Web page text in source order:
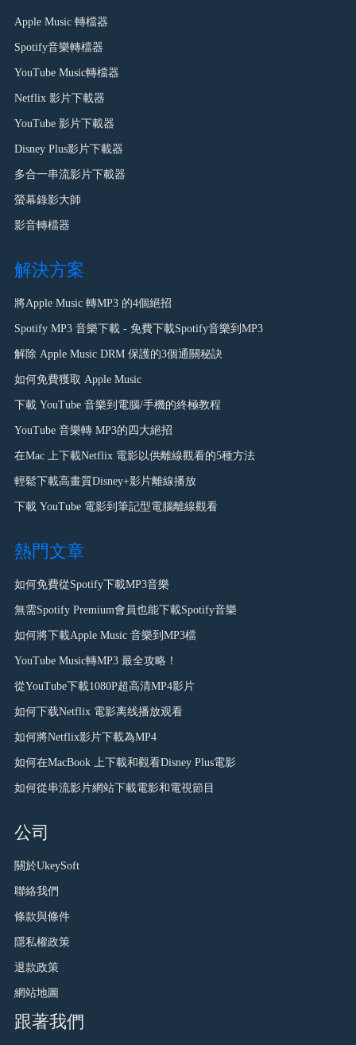
Apple Music 轉檔器
Spotify音樂轉檔器
YouTube Music轉檔器
Netflix 影片下載器
YouTube 影片下載器
Disney Plus影片下載器
多合一串流影片下載器
螢幕錄影大師
影音轉檔器
解決方案
將Apple Music 轉MP3 的4個絕招
Spotify MP3 音樂下載 - 免費下載Spotify音樂到MP3
解除 Apple Music DRM 保護的3個通關秘訣
如何免費獲取 Apple Music
下載 YouTube 音樂到電腦/手機的終極教程
YouTube 音樂轉 MP3的四大絕招
在Mac 上下載Netflix 電影以供離線觀看的5種方法
輕鬆下載高畫質Disney+影片離線播放
下載 YouTube 電影到筆記型電腦離線觀看
熱門文章
如何免費從Spotify下載MP3音樂
無需Spotify Premium會員也能下載Spotify音樂
如何將下載Apple Music 音樂到MP3檔
YouTube Music轉MP3 最全攻略！
從YouTube下載1080P超高清MP4影片
如何下载Netflix 電影离线播放观看
如何將Netflix影片下載為MP4
如何在MacBook 上下載和觀看Disney Plus電影
如何從串流影片網站下載電影和電視節目
公司
關於UkeySoft
聯絡我們
條款與條件
隱私權政策
退款政策
網站地圖
跟著我們